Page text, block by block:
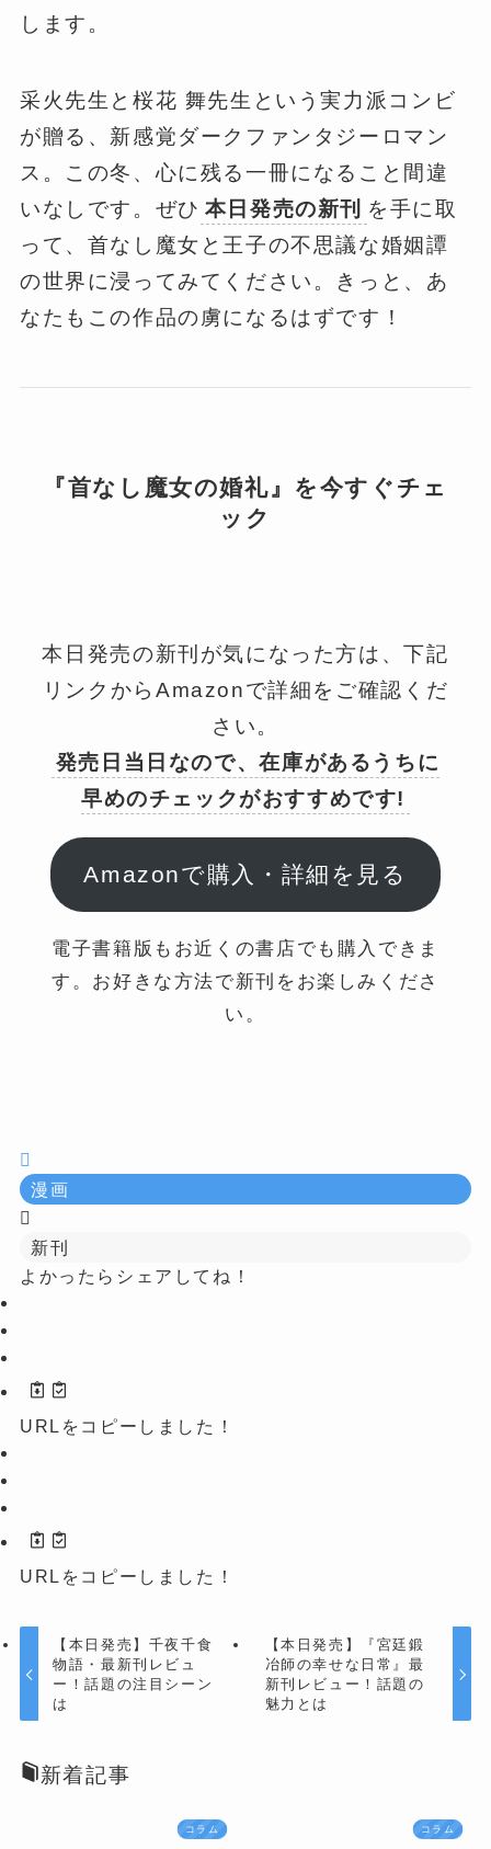
します。
采火先生と桜花 舞先生という実力派コンビ
が贈る、新感覚ダークファンタジーロマン
ス。この冬、心に残る一冊になること間違
いなしです。ぜひ 本日発売の新刊 を手に取
って、首なし魔女と王子の不思議な婚姻譚
の世界に浸ってみてください。きっと、あ
なたもこの作品の虜になるはずです！
『首なし魔女の婚礼』を今すぐチェ
ック
本日発売の新刊が気になった方は、下記
リンクからAmazonで詳細をご確認くだ
さい。
発売日当日なので、在庫があるうちに
早めのチェックがおすすめです!
Amazonで購入・詳細を見る
電子書籍版もお近くの書店でも購入できま
す。お好きな方法で新刊をお楽しみくださ
い。
漫画
新刊
よかったらシェアしてね！
URLをコピーしました！
URLをコピーしました！
【本日発売】千夜千食
物語・最新刊レビュ
ー！話題の注目シーン
は
【本日発売】『宮廷鍛
冶師の幸せな日常』最
新刊レビュー！話題の
魅力とは
新着記事
コラム コラム